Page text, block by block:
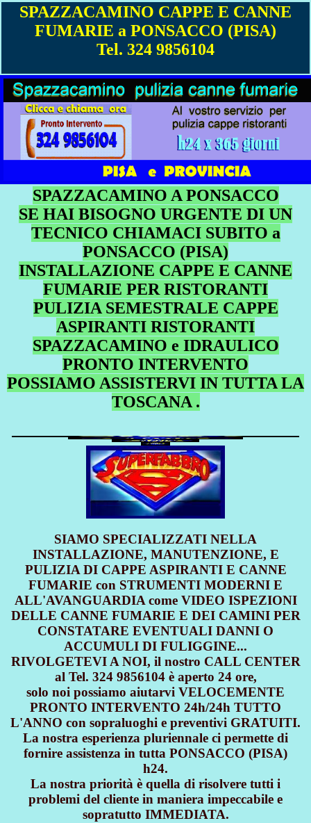
SPAZZACAMINO CAPPE E CANNE
FUMARIE a PONSACCO (PISA)
Tel. 324 9856104
SPAZZACAMINO A PONSACCO
SE HAI BISOGNO URGENTE DI UN
TECNICO CHIAMACI SUBITO a
PONSACCO (PISA)
INSTALLAZIONE CAPPE E CANNE
FUMARIE PER RISTORANTI
PULIZIA SEMESTRALE CAPPE
ASPIRANTI RISTORANTI
SPAZZACAMINO e IDRAULICO
PRONTO INTERVENTO
POSSIAMO ASSISTERVI IN TUTTA LA
TOSCANA .
SIAMO SPECIALIZZATI NELLA
INSTALLAZIONE, MANUTENZIONE, E
PULIZIA DI CAPPE ASPIRANTI E CANNE
FUMARIE con STRUMENTI MODERNI E
ALL'AVANGUARDIA come VIDEO ISPEZIONI
DELLE CANNE FUMARIE E DEI CAMINI PER
CONSTATARE EVENTUALI DANNI O
ACCUMULI DI FULIGGINE...
RIVOLGETEVI A NOI, il nostro CALL CENTER
al Tel. 324 9856104 è aperto 24 ore,
solo noi possiamo aiutarvi VELOCEMENTE
PRONTO INTERVENTO 24h/24h TUTTO
L'ANNO con sopraluoghi e preventivi GRATUITI.
La nostra esperienza pluriennale ci permette di
fornire assistenza in tutta PONSACCO (PISA)
h24.
La nostra priorità è quella di risolvere tutti i
problemi del cliente in maniera impeccabile e
sopratutto IMMEDIATA.